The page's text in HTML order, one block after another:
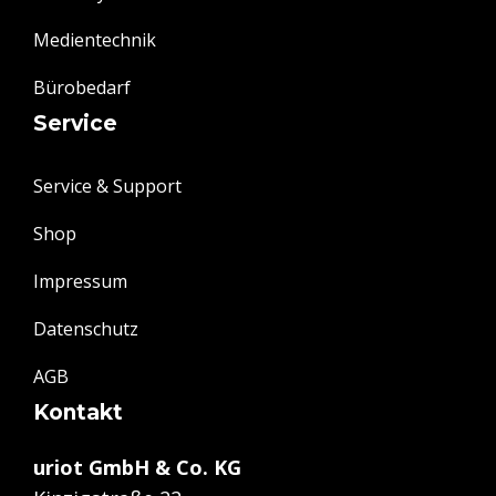
Medientechnik
Bürobedarf
Service
Service & Support
Shop
Impressum
Datenschutz
AGB
Kontakt
uriot GmbH & Co. KG